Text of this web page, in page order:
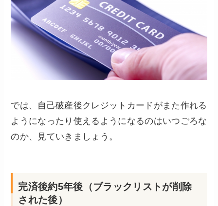
では、自己破産後クレジットカードがまた作れる
ようになったり使えるようになるのはいつごろな
のか、見ていきましょう。
完済後約5年後（ブラックリストが削除
された後）